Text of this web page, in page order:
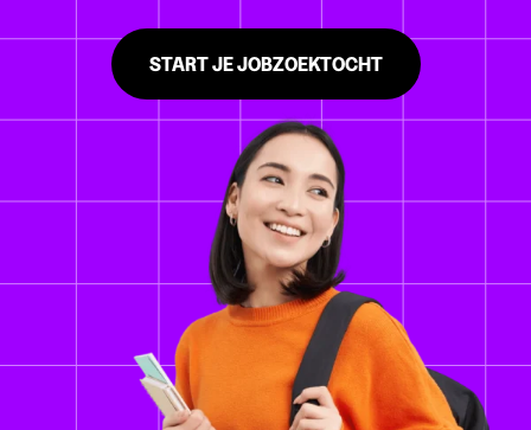
START JE JOBZOEKTOCHT